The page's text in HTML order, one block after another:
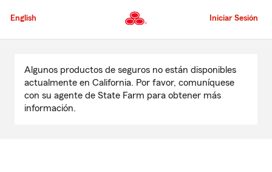
al
principal
English Iniciar Sesión
contenido
principal
Algunos productos de seguros no están disponibles
actualmente en California. Por favor, comuníquese
con su agente de State Farm para obtener más
información.